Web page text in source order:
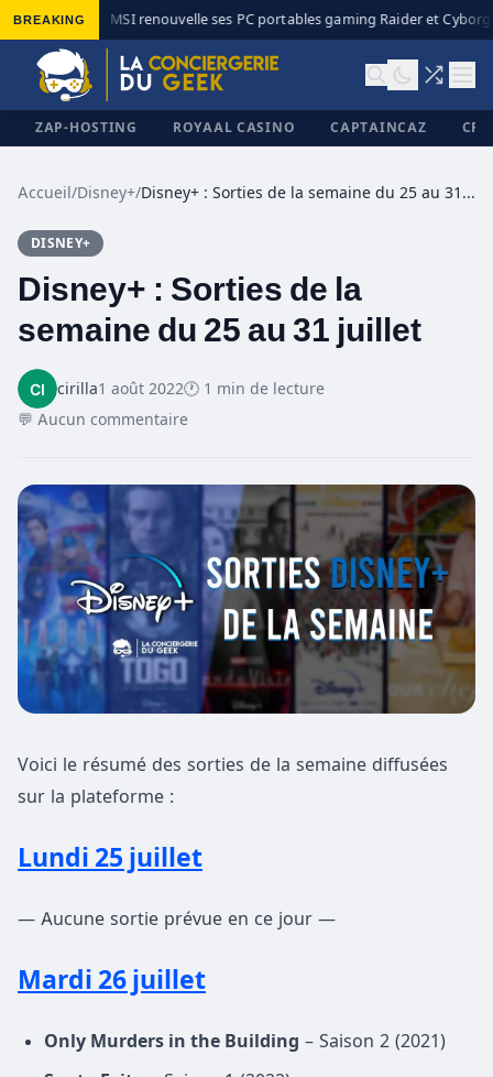
BREAKING MSI renouvelle ses PC portables gaming Raider et Cyborg
ZAP-HOSTING ROYAAL CASINO CAPTAINCAZ
Accueil/Disney+/ Disney+ : Sorties de la semaine du 25 au 31 juillet
DISNEY+
Disney+ : Sorties de la
semaine du 25 au 31 juillet
cirilla1 août 2022🕐 1 min de lecture
💬 Aucun commentaire
Voici le résumé des sorties de la semaine diffusées
sur la plateforme :
Lundi 25 juillet
— Aucune sortie prévue en ce jour —
Mardi 26 juillet
Only Murders in the Building – Saison 2 (2021)